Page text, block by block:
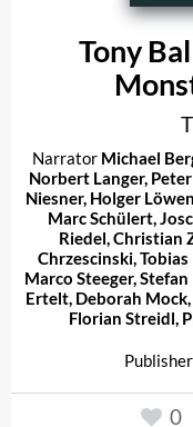
Tony
Narrator Michael
Norbert Langer,
Niesner, Holger
Marc Schülert,
Riedel,Christian
Chrzescinski,
Marco Steeger,Stefan
Ertelt, Deborah Mock,
Florian Streidl,
0